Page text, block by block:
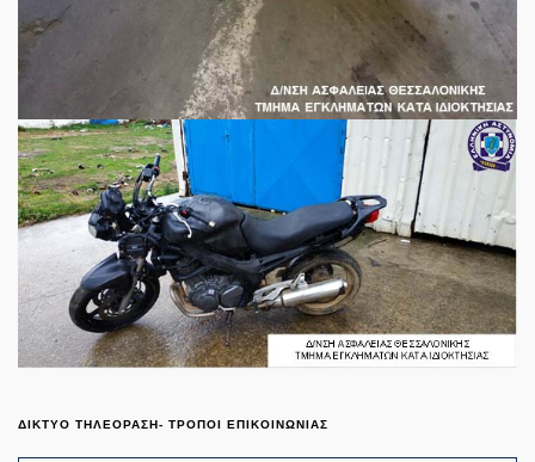
ΔΙΚΤΥΟ ΤΗΛΕΟΡΑΣΗ- ΤΡΟΠΟΙ ΕΠΙΚΟΙΝΩΝΙΑΣ